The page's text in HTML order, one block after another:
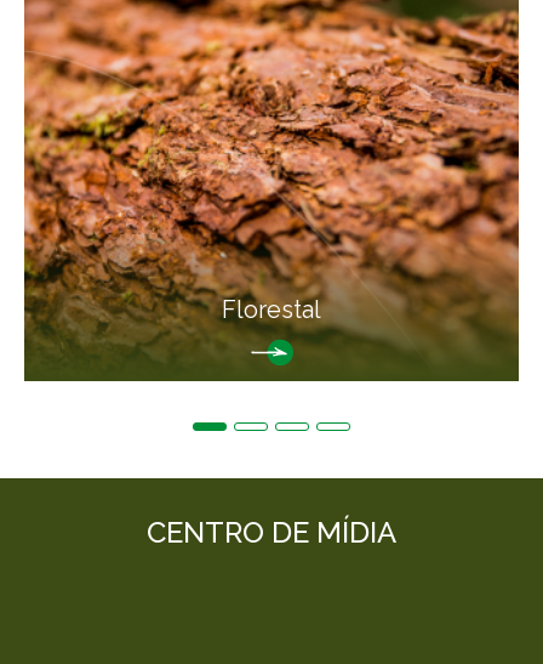
Florestal
CENTRO DE MÍDIA